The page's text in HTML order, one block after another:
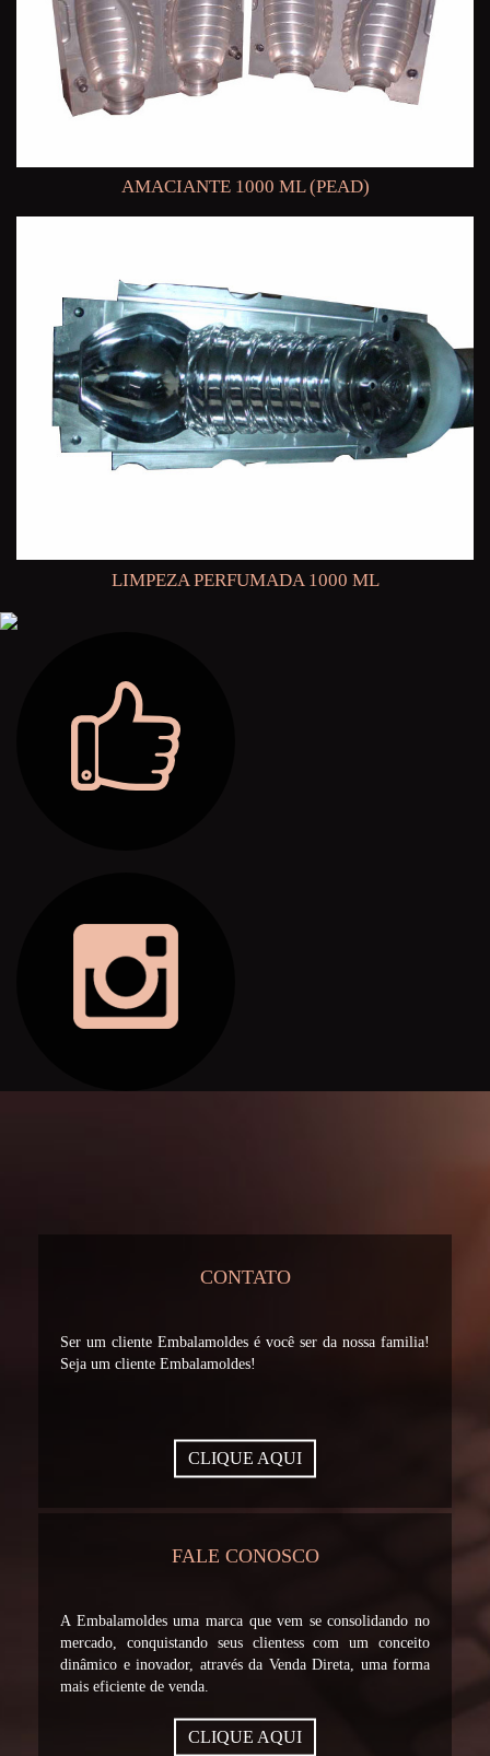
AMACIANTE 1000 ML (PEAD)
LIMPEZA PERFUMADA 1000 ML
CONTATO
Ser um cliente Embalamoldes é você ser da nossa familia!
Seja um cliente Embalamoldes!
CLIQUE AQUI
FALE CONOSCO
A Embalamoldes uma marca que vem se consolidando no
mercado, conquistando seus clientess com um conceito
dinâmico e inovador, através da Venda Direta, uma forma
mais eficiente de venda.
CLIQUE AQUI